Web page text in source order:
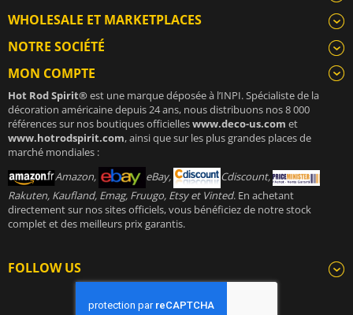
WHOLESALE ET MARKETPLACES
NOTRE SOCIÉTÉ
MON COMPTE
Hot Rod Spirit®est une marque déposée à l’INPI. Spécialiste de la
décoration américaine depuis 24 ans, nous distribuons nos 8 000
références sur nos boutiques officielleswww.deco-us.com et
www.hotrodspirit.com, ainsi que sur les plus grandes places de
marché mondiales :
Amazon,
eBay,
Cdiscount,
Rakuten, Kaufland, Emag, Fruugo, Etsy et Vinted. En achetant
directement sur nos sites officiels, vous bénéficiez de notre stock
complet et des meilleurs prix garantis.
FOLLOW US